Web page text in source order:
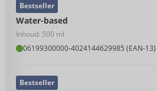
Water-based
Inhoud: 500 ml
06199300000-4024144629985 (EAN-13)
Bestseller
Bestseller